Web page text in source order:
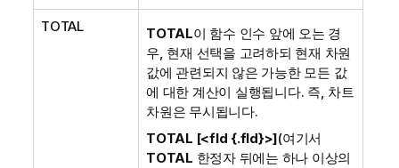
TOTAL TOTAL이 함수 인수 앞에 오는 경
우, 현재 선택을 고려하되 현재 차원
값에 관련되지 않은 가능한 모든 값
에 대한 계산이 실행됩니다. 즉, 차트
차원은 무시됩니다.
TOTAL [<fld {.fld}>](여기서
TOTAL 한정자 뒤에는 하나 이상의